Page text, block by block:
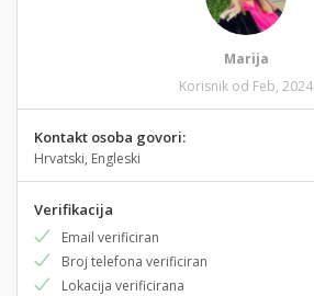
Marija
Korisnik od Feb, 2024
Kontakt osoba govori:
Hrvatski, Engleski
Verifikacija
Email verificiran
Broj telefona verificiran
Lokacija verificirana